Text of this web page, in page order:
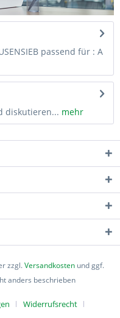
passend für : A
diskutieren... mehr
zzgl.Versandkosten und ggf.
anders beschrieben
Widerrufsrecht